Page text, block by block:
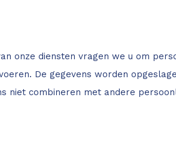
onze diensten vragen we u om
De gegevens worden
niet combineren met andere